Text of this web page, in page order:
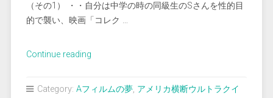
（その1） ・・自分は中学の時の同級生のSさんを性的目
的で襲い、映画「コレク …
Continue reading“＜
Category: Aフィルムの夢, アメリカ横断ウルトラクイ